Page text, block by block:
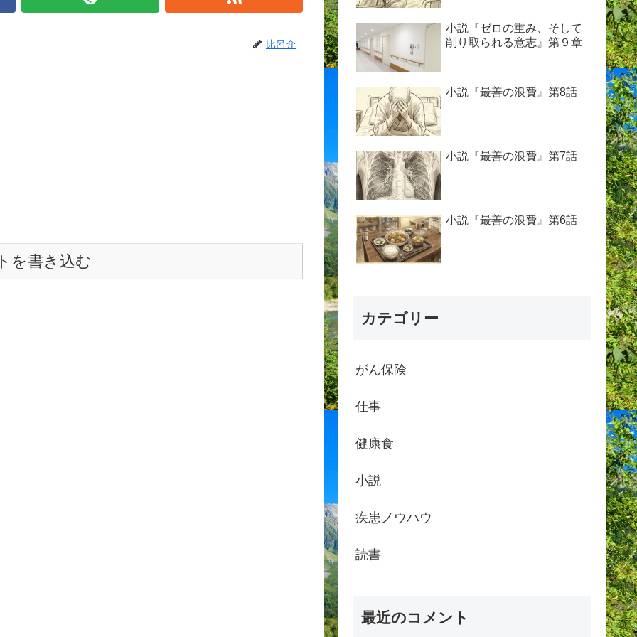
比呂介
を書き込む
小説『ゼロの重み、そして
削り取られる意志』第９章
小説『最善の浪費』第8話
小説『最善の浪費』第7話
小説『最善の浪費』第6話
カテゴリー
がん保険
仕事
健康食
小説
疾患ノウハウ
読書
最近のコメント